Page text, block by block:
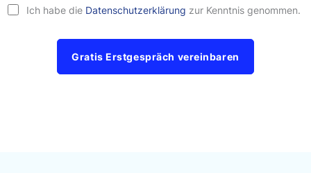
Ich habe die Datenschutzerklärung zur Kenntnis genommen.
Gratis Erstgespräch vereinbaren